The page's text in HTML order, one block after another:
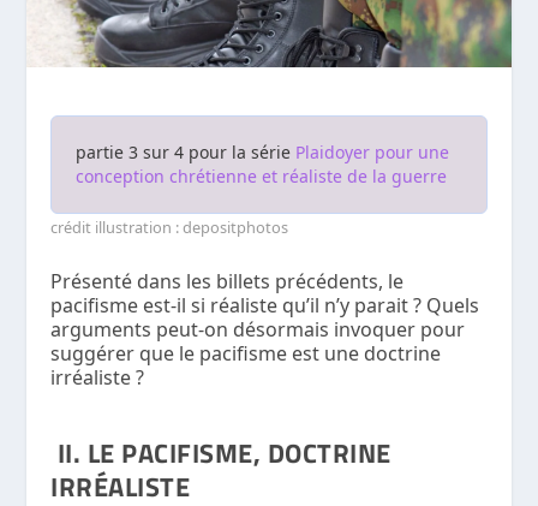
partie 3 sur 4 pour la série Plaidoyer pour une
conception chrétienne et réaliste de la guerre
crédit illustration : depositphotos
Présenté dans les billets précédents, le
pacifisme est-il si réaliste qu’il n’y parait ? Quels
arguments peut-on désormais invoquer pour
suggérer que le pacifisme est une doctrine
irréaliste ?
II. LE PACIFISME, DOCTRINE
IRRÉALISTE